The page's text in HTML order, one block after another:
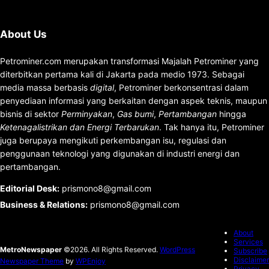
About Us
Petrominer.com merupakan transformasi Majalah Petrominer yang
diterbitkan pertama kali di Jakarta pada medio 1973. Sebagai
media massa berbasis digital, Petrominer berkonsentrasi dalam
penyediaan informasi yang berkaitan dengan aspek teknis, maupun
bisnis di sektor Perminyakan, Gas bumi, Pertambangan hingga
Ketenagalistrikan dan Energi Terbarukan. Tak hanya itu, Petrominer
juga berupaya mengikuti perkembangan isu, regulasi dan
penggunaan teknologi yang digunakan di industri energi dan
pertambangan.
Editorial Desk: prismono8@gmail.com
Business & Relations: prismono8@gmail.com
MetroNewspaper ©2026. All Rights Reserved. WordPress
Newspaper Theme by WPEnjoy
About
Services
Subscribe
Disclaimer